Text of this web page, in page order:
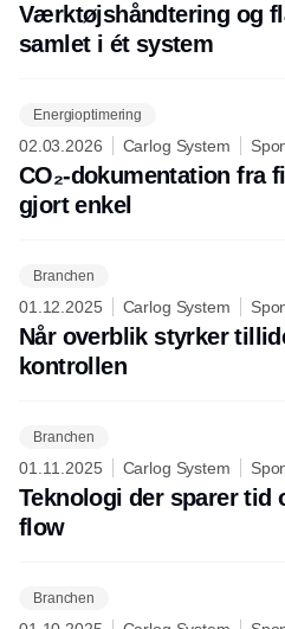
Værktøjshåndtering og
samlet i ét system
Energioptimering
02.03.2026 Carlog System
CO₂-dokumentation fra
gjort enkel
Branchen
01.12.2025 Carlog System
Når overblik styrker
kontrollen
Branchen
01.11.2025 Carlog System
Teknologi der sparer tid
flow
Branchen